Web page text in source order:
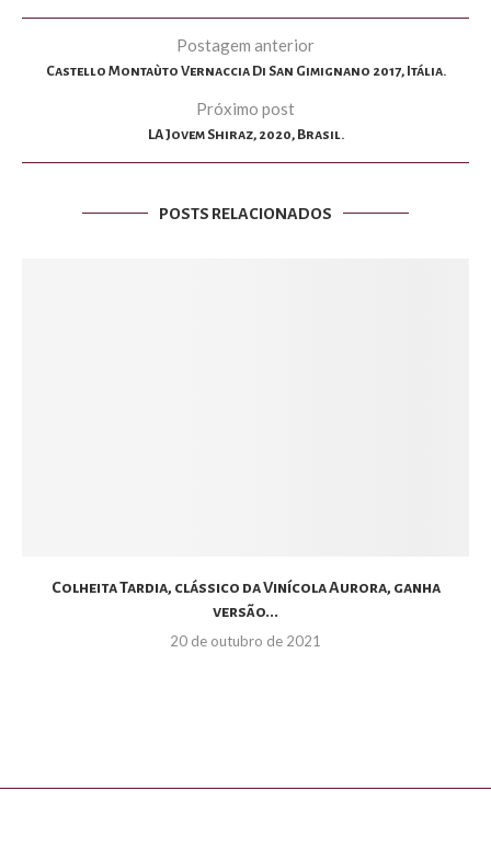
Postagem anterior
Castello Montaùto Vernaccia Di San Gimignano 2017, Itália.
Próximo post
LA Jovem Shiraz, 2020, Brasil.
POSTS RELACIONADOS
Colheita Tardia, clássico da Vinícola Aurora, ganha
versão...
20 de outubro de 2021